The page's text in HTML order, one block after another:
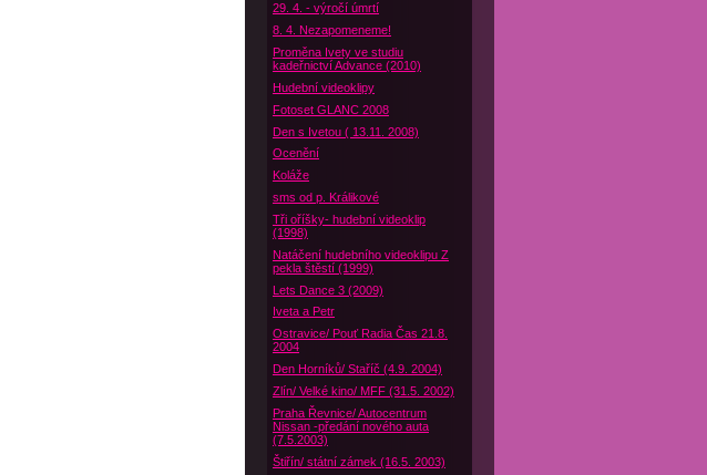
29. 4. - výročí úmrtí
8. 4. Nezapomeneme!
Proměna Ivety ve studiu
kadeřnictví Advance (2010)
Hudební videoklipy
Fotoset GLANC 2008
Den s Ivetou ( 13.11. 2008)
Ocenění
Koláže
sms od p. Králikové
Tři oříšky- hudební videoklip
(1998)
Natáčení hudebního videoklipu Z
pekla štěstí (1999)
Lets Dance 3 (2009)
Iveta a Petr
Ostravice/ Pouť Radia Čas 21.8.
2004
Den Horníků/ Staříč (4.9. 2004)
Zlín/ Velké kino/ MFF (31.5. 2002)
Praha Řevnice/ Autocentrum
Nissan -předání nového auta
(7.5.2003)
Štiřín/ státní zámek (16.5. 2003)